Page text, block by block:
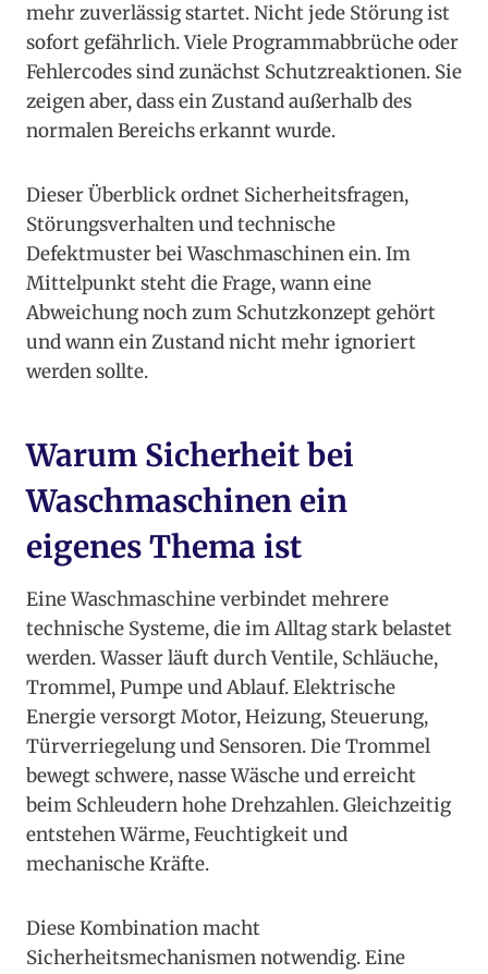
mehr zuverlässig startet. Nicht jede Störung ist
sofort gefährlich. Viele Programmabbrüche oder
Fehlercodes sind zunächst Schutzreaktionen. Sie
zeigen aber, dass ein Zustand außerhalb des
normalen Bereichs erkannt wurde.
Dieser Überblick ordnet Sicherheitsfragen,
Störungsverhalten und technische
Defektmuster bei Waschmaschinen ein. Im
Mittelpunkt steht die Frage, wann eine
Abweichung noch zum Schutzkonzept gehört
und wann ein Zustand nicht mehr ignoriert
werden sollte.
Warum Sicherheit bei
Waschmaschinen ein
eigenes Thema ist
Eine Waschmaschine verbindet mehrere
technische Systeme, die im Alltag stark belastet
werden. Wasser läuft durch Ventile, Schläuche,
Trommel, Pumpe und Ablauf. Elektrische
Energie versorgt Motor, Heizung, Steuerung,
Türverriegelung und Sensoren. Die Trommel
bewegt schwere, nasse Wäsche und erreicht
beim Schleudern hohe Drehzahlen. Gleichzeitig
entstehen Wärme, Feuchtigkeit und
mechanische Kräfte.
Diese Kombination macht
Sicherheitsmechanismen notwendig. Eine